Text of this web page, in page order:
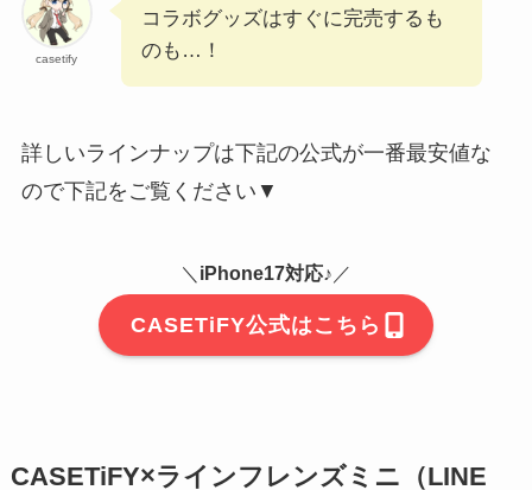
casetify
コラボグッズはすぐに完売するも
のも…！
詳しいラインナップは下記の公式が一番最安値な
ので下記をご覧ください▼
＼ iPhone17対応♪ ／
CASETiFY公式はこちら
CASETiFY×ラインフレンズミニ（LINE